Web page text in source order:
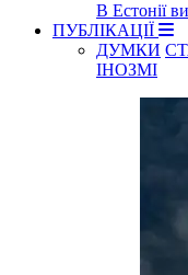
В Естонії
ПУБЛІКАЦІЇ
ДУМКИ
ІНОЗМІ